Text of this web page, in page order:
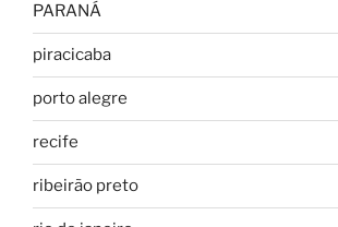
PARANÁ
piracicaba
porto alegre
recife
ribeirão preto